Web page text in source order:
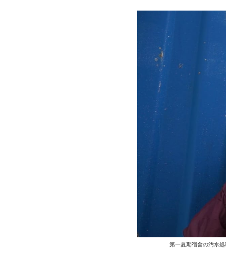
第一夏期宿舎の汚水